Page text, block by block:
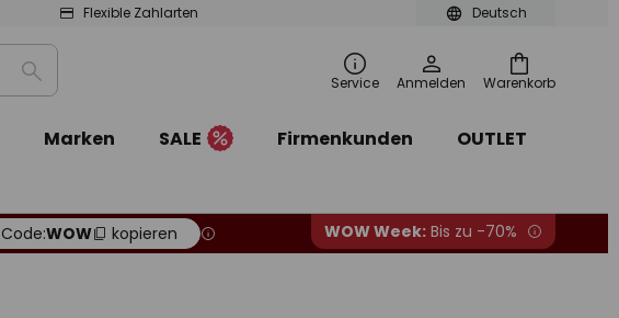
Deutsch
Flexible Zahlarten
Warenkorb
Suche Service Anmelden
Marken SALE Firmenkunden
OUTLET
Code:WOW kopieren WOW Week: Bis zu -70%